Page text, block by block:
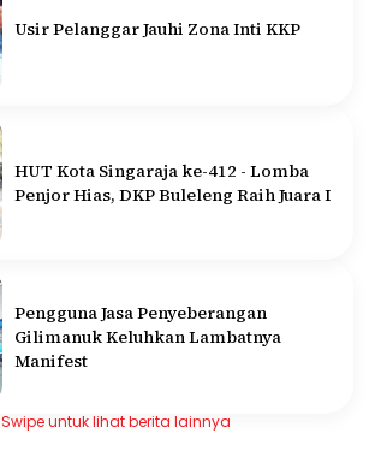
Usir Pelanggar Jauhi Zona Inti KKP
HUT Kota Singaraja ke-412 - Lomba
Penjor Hias, DKP Buleleng Raih Juara I
Pengguna Jasa Penyeberangan
Gilimanuk Keluhkan Lambatnya
Manifest
Swipe untuk lihat berita lainnya